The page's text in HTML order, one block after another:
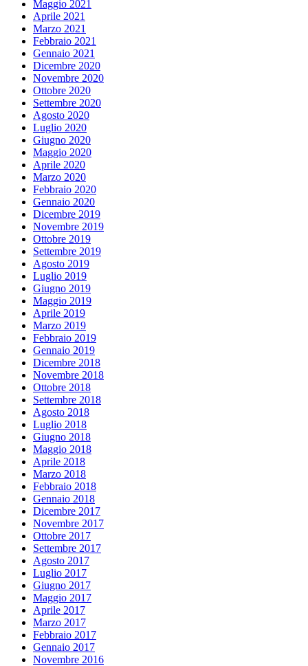
Maggio 2021
Aprile 2021
Marzo 2021
Febbraio 2021
Gennaio 2021
Dicembre 2020
Novembre 2020
Ottobre 2020
Settembre 2020
Agosto 2020
Luglio 2020
Giugno 2020
Maggio 2020
Aprile 2020
Marzo 2020
Febbraio 2020
Gennaio 2020
Dicembre 2019
Novembre 2019
Ottobre 2019
Settembre 2019
Agosto 2019
Luglio 2019
Giugno 2019
Maggio 2019
Aprile 2019
Marzo 2019
Febbraio 2019
Gennaio 2019
Dicembre 2018
Novembre 2018
Ottobre 2018
Settembre 2018
Agosto 2018
Luglio 2018
Giugno 2018
Maggio 2018
Aprile 2018
Marzo 2018
Febbraio 2018
Gennaio 2018
Dicembre 2017
Novembre 2017
Ottobre 2017
Settembre 2017
Agosto 2017
Luglio 2017
Giugno 2017
Maggio 2017
Aprile 2017
Marzo 2017
Febbraio 2017
Gennaio 2017
Novembre 2016